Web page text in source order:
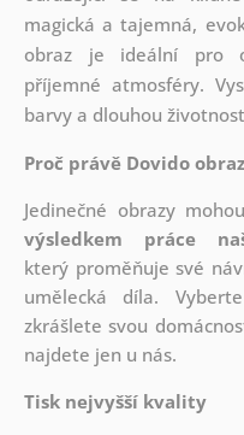
magická a tajemná,
obraz je ideální pro
příjemné atmosféry.
barvy a dlouhou
Proč právě Dovido
Jedinečné obrazy
výsledkem práce
který proměňuje své
umělecká díla.
zkrášlete svou
najdete jen u nás.
Tisk nejvyšší kvality